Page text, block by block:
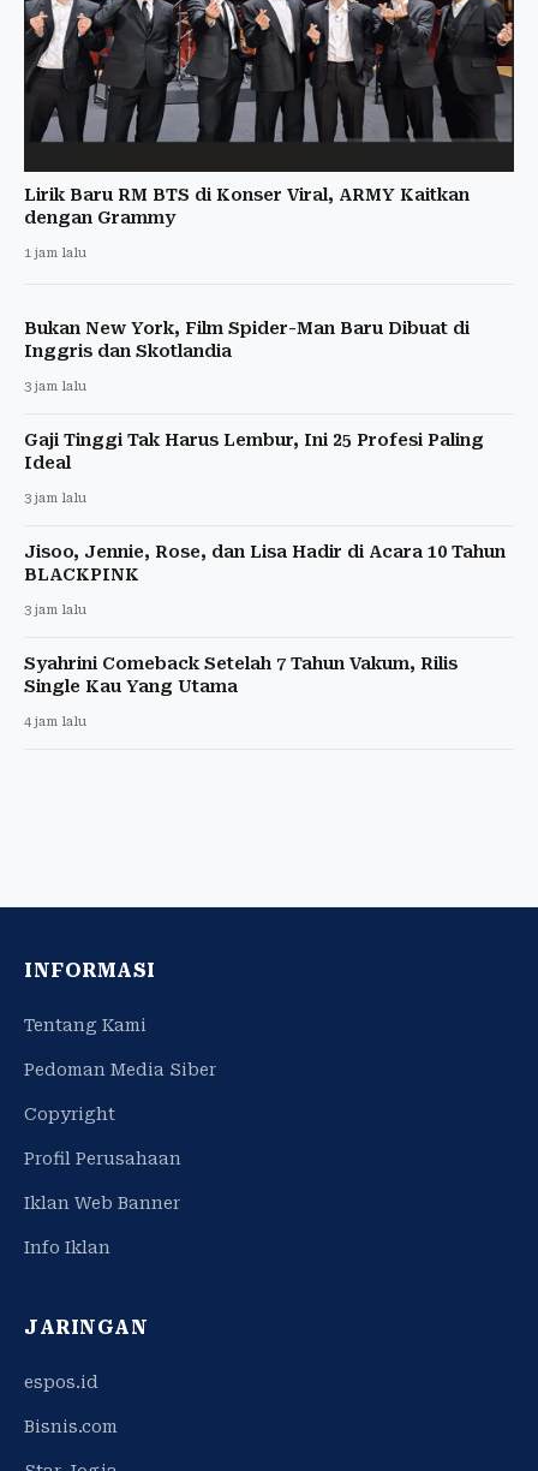
Lirik Baru RM BTS di Konser Viral, ARMY Kaitkan
dengan Grammy
1 jam lalu
Bukan New York, Film Spider-Man Baru Dibuat di
Inggris dan Skotlandia
3 jam lalu
Gaji Tinggi Tak Harus Lembur, Ini 25 Profesi Paling
Ideal
3 jam lalu
Jisoo, Jennie, Rose, dan Lisa Hadir di Acara 10 Tahun
BLACKPINK
3 jam lalu
Syahrini Comeback Setelah 7 Tahun Vakum, Rilis
Single Kau Yang Utama
4 jam lalu
INFORMASI
Tentang Kami
Pedoman Media Siber
Copyright
Profil Perusahaan
Iklan Web Banner
Info Iklan
JARINGAN
espos.id
Bisnis.com